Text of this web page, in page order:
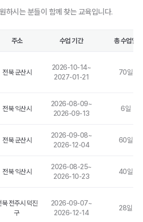
하시는 분들이 함께 찾는 교육입니다.
주소 수업 기간 총 수업일
전북 군산시
2026-10-14~
2027-01-21
70일
전북 익산시
2026-08-09~
2026-09-13
6일
전북 군산시
2026-09-08~
2026-12-04
60일
전북 익산시
2026-08-25~
2026-10-23
40일
북 전주시 덕진
구
2026-09-07~
2026-12-14
28일